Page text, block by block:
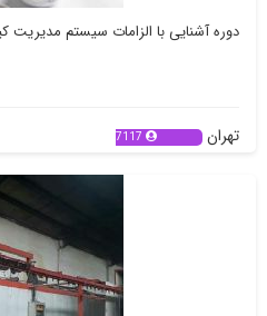
دوره آشنایی با الزامات سیستم مدیریت
تهران 7117